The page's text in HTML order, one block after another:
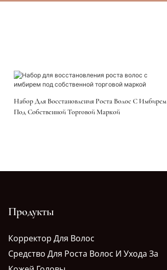
Набор Для Восстановления Роста Волос С Имбирем
Под Собственной Торговой Маркой
Продукты
Корректор Для Волос
Средство Для Роста Волос И Ухода За